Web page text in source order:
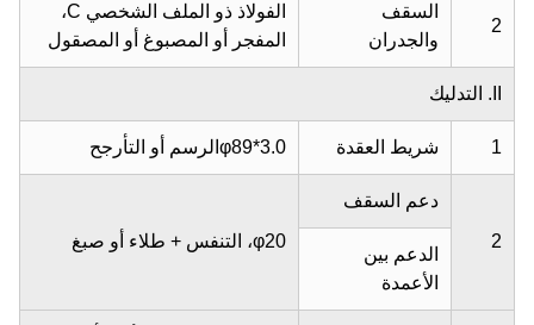
2
السقف
والجدران
الفولاذ ذو الملف الشخصي C،
المفجر أو المصبوغ أو المصقول
1 شريط العقدة φ89*3.0الرسم أو التأرجح
2
دعم السقف
φ20، التنفس + طلاء أو صبغ
الدعم بين
الأعمدة